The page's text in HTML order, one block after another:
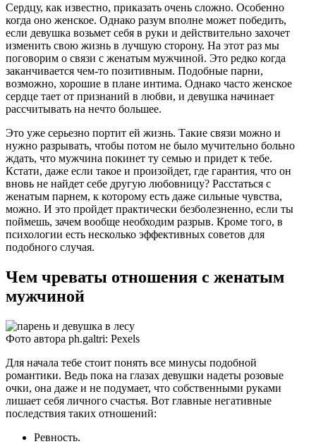
Сердцу, как известно, приказать очень сложно. Особенно
когда оно женское. Однако разум вполне может победить,
если девушка возьмет себя в руки и действительно захочет
изменить свою жизнь в лучшую сторону. На этот раз мы
поговорим о связи с женатым мужчиной. Это редко когда
заканчивается чем-то позитивным. Подобные парни,
возможно, хорошие в плане интима. Однако часто женское
сердце тает от признаний в любви, и девушка начинает
рассчитывать на нечто большее.
Это уже серьезно портит ей жизнь. Такие связи можно и
нужно разрывать, чтобы потом не было мучительно больно
ждать, что мужчина покинет ту семью и придет к тебе.
Кстати, даже если такое и произойдет, где гарантия, что он
вновь не найдет себе другую любовницу? Расстаться с
женатым парнем, к которому есть даже сильные чувства,
можно. И это пройдет практически безболезненно, если ты
поймешь, зачем вообще необходим разрыв. Кроме того, в
психологии есть несколько эффективных советов для
подобного случая.
Чем чреваты отношения с женатым
мужчиной
Фото автора ph.galtri: Pexels
Для начала тебе стоит понять все минусы подобной
романтики. Ведь пока на глазах девушки надеты розовые
очки, она даже и не подумает, что собственными руками
лишает себя личного счастья. Вот главные негативные
последствия таких отношений:
Ревность.